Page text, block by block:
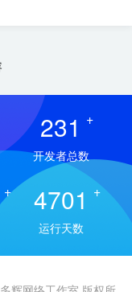
231 +
开发者总数
+ 4701 +
运行天数